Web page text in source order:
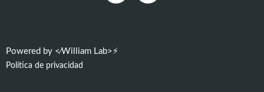
Powered by <⁄William Lab>⚡
Política de privacidad